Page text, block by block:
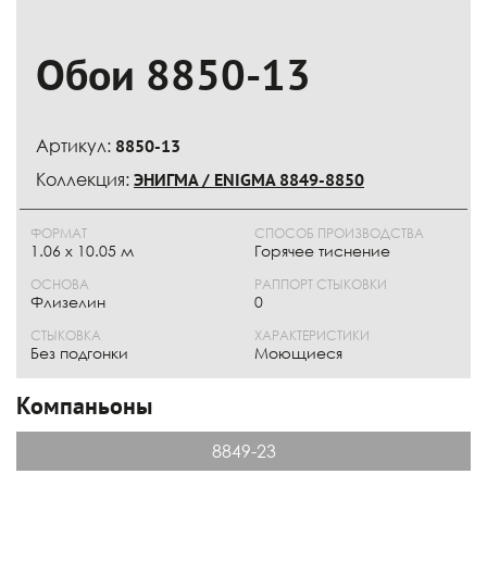
Обои 8850-13
Артикул: 8850-13
Коллекция: ЭНИГМА / ENIGMA 8849-8850
ФОРМАТ
1.06 x 10.05 м
ОСНОВА
Флизелин
СПОСОБ ПРОИЗВОДСТВА
Горячее тиснение
РАППОРТ СТЫКОВКИ
0
СТЫКОВКА
Без подгонки
ХАРАКТЕРИСТИКИ
Моющиеся
Компаньоны
8849-23